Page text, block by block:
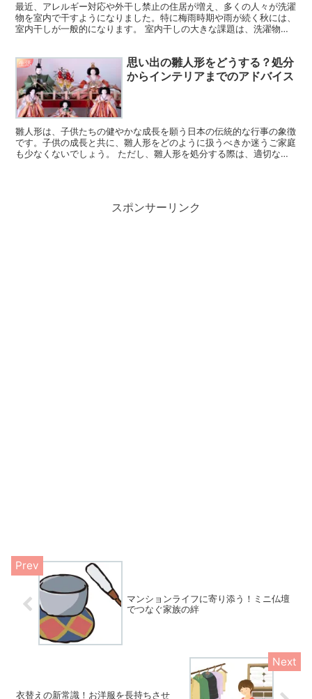
最近、アレルギー対応や外干し禁止の住居が増え、多くの人々が洗濯
物を室内で干すようになりました。特に梅雨時期や雨が続く秋には、
室内干しが一般的になります。 室内干しの大きな課題は、洗濯物が
生活
思い出の雛人形をどうする？処分
からインテリアまでのアドバイス
雛人形は、子供たちの健やかな成長を願う日本の伝統的な行事の象徴
です。子供の成長と共に、雛人形をどのように扱うべきか迷うご家庭
も少なくないでしょう。 ただし、雛人形を処分する際は、適切な方
スポンサーリンク
マンションライフに寄り添う！ミニ仏壇
でつなぐ家族の絆
衣替えの新常識！お洋服を長持ちさせ